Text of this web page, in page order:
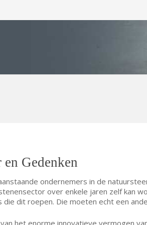
Gedenken
ondernemers in de
over enkele jaren zelf kan
dit roepen. Die moeten echt een
het enorme innovatieve vermogen